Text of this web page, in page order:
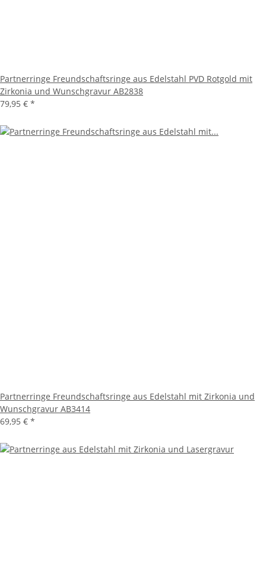
Partnerringe Freundschaftsringe aus Edelstahl PVD Rotgold mit
Zirkonia und Wunschgravur AB2838
79,95 € *
Partnerringe Freundschaftsringe aus Edelstahl mit Zirkonia und
Wunschgravur AB3414
69,95 € *